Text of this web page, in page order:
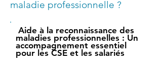
maladie professionnelle ?
Aide à la reconnaissance des
maladies professionnelles : Un
accompagnement essentiel
pour les CSE et les salariés